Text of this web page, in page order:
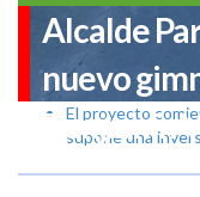
Alcalde
nuevo
Benjamín
El proyecto
supone una